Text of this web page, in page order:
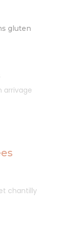
gluten
arrivage
chantilly